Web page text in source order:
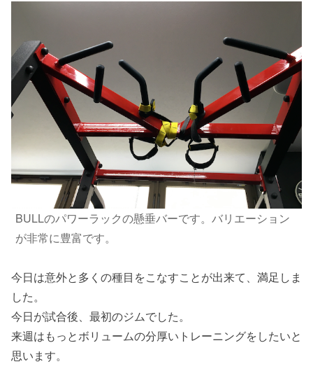
BULLのパワーラックの懸垂バーです。バリエーション
が非常に豊富です。
今日は意外と多くの種目をこなすことが出来て、満足しま
した。
今日が試合後、最初のジムでした。
来週はもっとボリュームの分厚いトレーニングをしたいと
思います。